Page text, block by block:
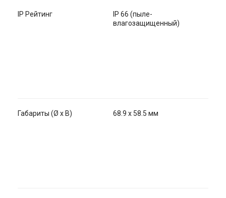
IP Рейтинг
IP 66 (пыле-
влагозащищенный)
Габариты (Ø х В) 68.9 х 58.5 мм